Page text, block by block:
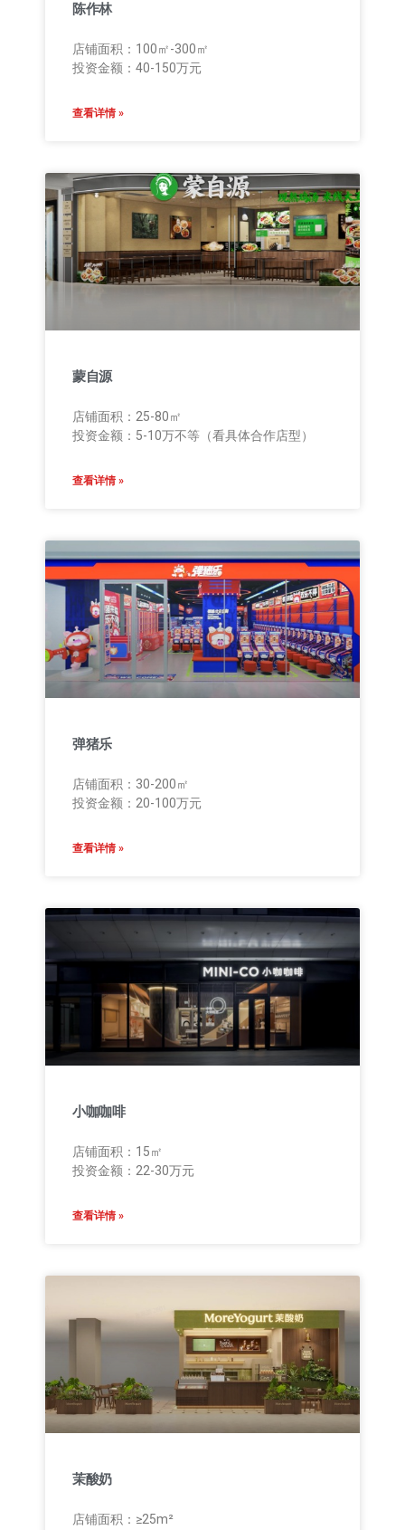
陈作林
店铺面积：100㎡-300㎡
投资金额：40-150万元
查看详情 »
蒙自源
店铺面积：25-80㎡
投资金额：5-10万不等（看具体合作店型）
查看详情 »
弹猪乐
店铺面积：30-200㎡
投资金额：20-100万元
查看详情 »
小咖咖啡
店铺面积：15㎡
投资金额：22-30万元
查看详情 »
茉酸奶
店铺面积：≥25m²